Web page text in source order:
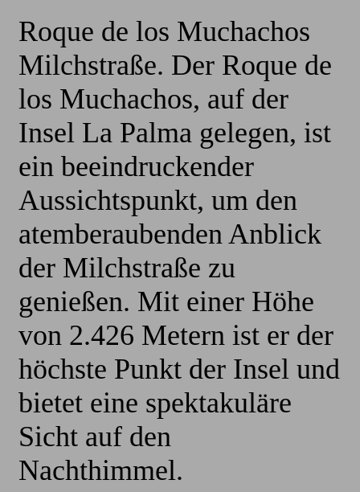
Roque de los Muchachos
Milchstraße. Der Roque de
los Muchachos, auf der
Insel La Palma gelegen, ist
ein beeindruckender
Aussichtspunkt, um den
atemberaubenden Anblick
der Milchstraße zu
genießen. Mit einer Höhe
von 2.426 Metern ist er der
höchste Punkt der Insel und
bietet eine spektakuläre
Sicht auf den
Nachthimmel.